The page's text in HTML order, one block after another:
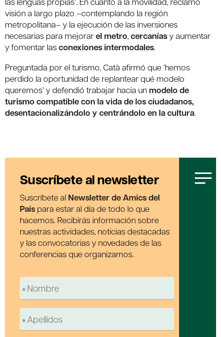
visión a largo plazo –contemplando la región
metropolitana– y la ejecución de las inversiones
necesarias para mejorarel metro,cercaníasy aumentar
y fomentar lasconexiones intermodales.
Preguntada por el turismo, Catà afirmó que ‘hemos
perdido la oportunidad de replantear qué modelo
queremos’ y defendió trabajar hacia un modelo de
turismo compatible con la vida de los ciudadanos,
desentacionalizándolo y centrándolo en la cultura.
Suscríbete al newsletter
Suscríbete al Newsletter de Amics del
País para estar al día de todo lo que
hacemos. Recibirás información sobre
nuestras actividades, noticias destacadas
y las convocatorias y novedades de las
conferencias que organizamos.